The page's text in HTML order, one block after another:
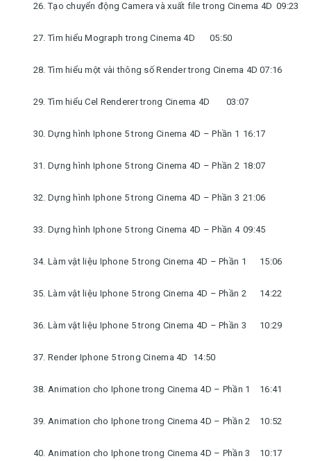
26. Tạo chuyển động Camera và xuất file trong Cinema 4D 09:23
27. Tìm hiểu Mograph trong Cinema 4D 05:50
28. Tìm hiểu một vài thông số Render trong Cinema 4D 07:16
29. Tìm hiểu Cel Renderer trong Cinema 4D 03:07
30. Dựng hình Iphone 5 trong Cinema 4D – Phần 1 16:17
31. Dựng hình Iphone 5 trong Cinema 4D – Phần 2 18:07
32. Dựng hình Iphone 5 trong Cinema 4D – Phần 3 21:06
33. Dựng hình Iphone 5 trong Cinema 4D – Phần 4 09:45
34. Làm vật liệu Iphone 5 trong Cinema 4D – Phần 1 15:06
35. Làm vật liệu Iphone 5 trong Cinema 4D – Phần 2 14:22
36. Làm vật liệu Iphone 5 trong Cinema 4D – Phần 3 10:29
37. Render Iphone 5 trong Cinema 4D 14:50
38. Animation cho Iphone trong Cinema 4D – Phần 1 16:41
39. Animation cho Iphone trong Cinema 4D – Phần 2 10:52
40. Animation cho Iphone trong Cinema 4D – Phần 3 10:17